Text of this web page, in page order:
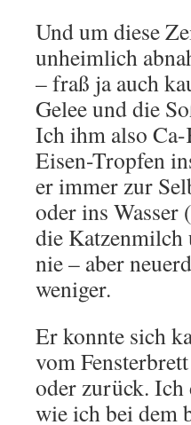
Und um diese
unheimlich
– fraß ja auch
Gelee und die
Ich ihm also
Eisen-Tropfen
er immer zur
oder ins
die Katzenmilch
nie – aber
weniger.
Er konnte sich
vom
oder zurück. Ich
wie ich bei dem